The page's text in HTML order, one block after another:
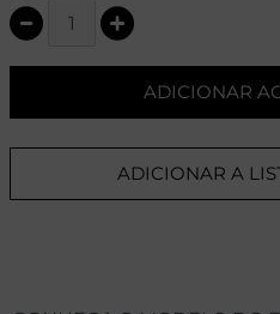
ADICIONAR
ADICIONAR A